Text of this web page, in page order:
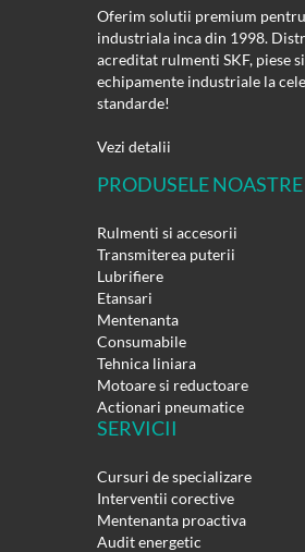
Oferim solutii premium
industriala inca din 1998.
acreditat rulmenti SKF, piese si
echipamente industriale la
standarde!
Vezi detalii
PRODUSELE NOASTRE
Rulmenti si accesorii
Transmiterea puterii
Lubrifiere
Etansari
Mentenanta
Consumabile
Tehnica liniara
Motoare si reductoare
Actionari pneumatice
SERVICII
Cursuri de specializare
Interventii corective
Mentenanta proactiva
Audit energetic